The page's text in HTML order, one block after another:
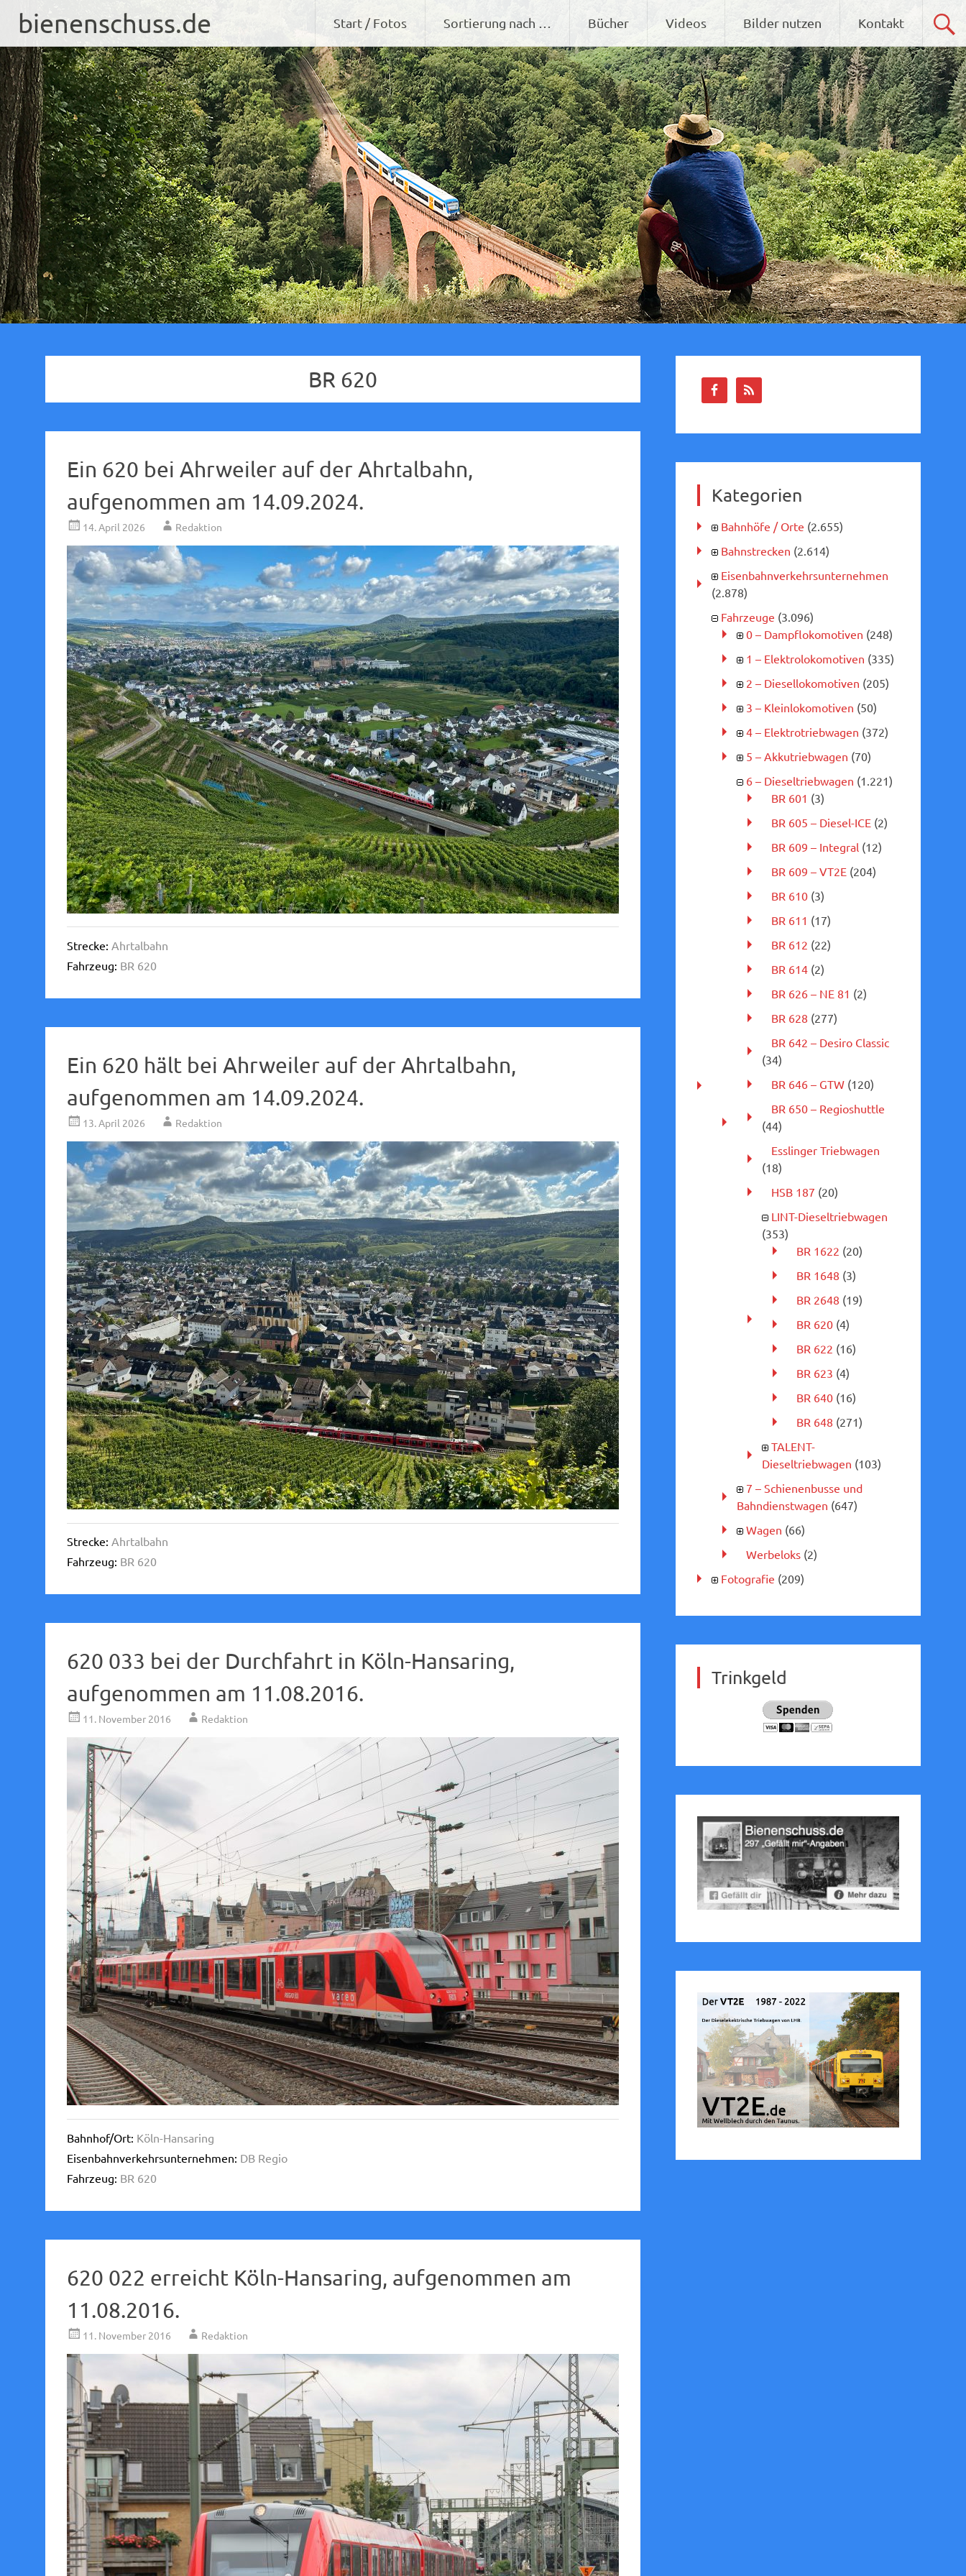
bienenschuss.de
Inhalt
springen
Start / Fotos Sortierung nach … Bücher Videos Bilder nutzen Kontakt
BR 620
Ein 620 bei Ahrweiler auf der Ahrtalbahn,
aufgenommen am 14.09.2024.
14. April 2026 Redaktion
Strecke: Ahrtalbahn
Fahrzeug: BR 620
Ein 620 hält bei Ahrweiler auf der Ahrtalbahn,
aufgenommen am 14.09.2024.
13. April 2026 Redaktion
Strecke: Ahrtalbahn
Fahrzeug: BR 620
620 033 bei der Durchfahrt in Köln-Hansaring,
aufgenommen am 11.08.2016.
11. November 2016 Redaktion
Bahnhof/Ort: Köln-Hansaring
Eisenbahnverkehrsunternehmen: DB Regio
Fahrzeug: BR 620
620 022 erreicht Köln-Hansaring, aufgenommen am
11.08.2016.
11. November 2016 Redaktion
Kategorien
Bahnhöfe / Orte (2.655)
Bahnstrecken (2.614)
Eisenbahnverkehrsunternehmen
(2.878)
Fahrzeuge (3.096)
0 – Dampflokomotiven (248)
1 – Elektrolokomotiven (335)
2 – Diesellokomotiven (205)
3 – Kleinlokomotiven (50)
4 – Elektrotriebwagen (372)
5 – Akkutriebwagen (70)
6 – Dieseltriebwagen (1.221)
BR 601 (3)
BR 605 – Diesel-ICE(2)
BR 609 – Integral(12)
BR 609 – VT2E(204)
BR 610(3)
BR 611 (17)
BR 612 (22)
BR 614(2)
BR 626 – NE 81 (2)
BR 628 (277)
BR 642 – Desiro Classic
(34)
BR 646 – GTW(120)
BR 650 – Regioshuttle
(44)
Esslinger Triebwagen
(18)
HSB 187 (20)
LINT-Dieseltriebwagen
(353)
BR 1622 (20)
BR 1648 (3)
BR 2648 (19)
BR 620(4)
BR 622 (16)
BR 623 (4)
BR 640(16)
BR 648 (271)
TALENT-
Dieseltriebwagen (103)
7 – Schienenbusse und
Bahndienstwagen (647)
Wagen (66)
Werbeloks(2)
Fotografie (209)
Trinkgeld